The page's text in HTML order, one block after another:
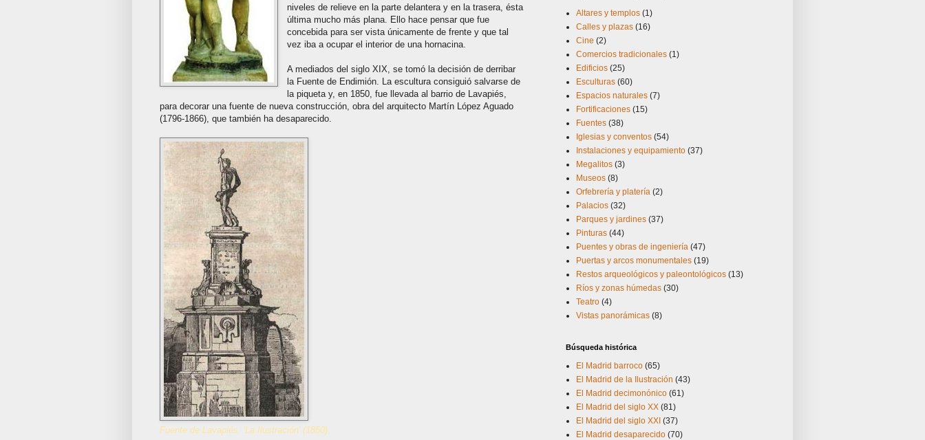
niveles de relieve en la parte delantera y en la trasera, ésta
última mucho más plana. Ello hace pensar que fue
concebida para ser vista únicamente de frente y que tal
vez iba a ocupar el interior de una hornacina.
A mediados del siglo XIX, se tomó la decisión de derribar
la Fuente de Endimión. La escultura consiguió salvarse de
la piqueta y, en 1850, fue llevada al barrio de Lavapiés,
para decorar una fuente de nueva construcción, obra del arquitecto Martín López Aguado
(1796-1866), que también ha desaparecido.
Fuente de Lavapiés. 'La Ilustración' (1850).
Altares y templos (1)
Calles y plazas (16)
Cine (2)
Comercios tradicionales (1)
Edificios (25)
Esculturas (60)
Espacios naturales (7)
Fortificaciones (15)
Fuentes (38)
Iglesias y conventos (54)
Instalaciones y equipamiento (37)
Megalitos (3)
Museos (8)
Orfebrería y platería (2)
Palacios (32)
Parques y jardines (37)
Pinturas (44)
Puentes y obras de ingeniería (47)
Puertas y arcos monumentales (19)
Restos arqueológicos y paleontológicos (13)
Ríos y zonas húmedas (30)
Teatro (4)
Vistas panorámicas (8)
Búsqueda histórica
El Madrid barroco (65)
El Madrid de la Ilustración (43)
El Madrid decimonónico (61)
El Madrid del siglo XX (81)
El Madrid del siglo XXI (37)
El Madrid desaparecido (70)